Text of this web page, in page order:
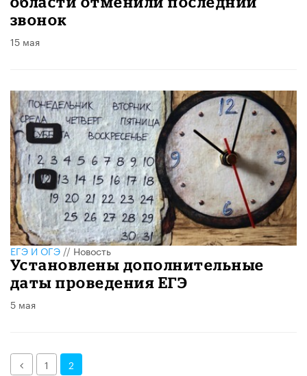
звонок
15 мая
ЕГЭ И ОГЭ//Новость
Установлены дополнительные
даты проведения ЕГЭ
5 мая
Назад1 2